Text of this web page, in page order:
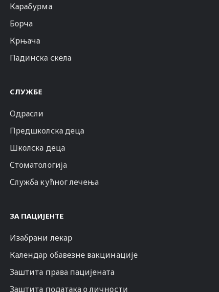
Карабурма
Борча
Крњача
Падинска скела
СЛУЖБЕ
Одрасли
Предшколска деца
Школска деца
Стоматологија
Служба кућног лечења
ЗА ПАЦИЈЕНТЕ
Изабрани лекар
Календар обавезне вакцинације
Заштита права пацијената
Заштита података о личности